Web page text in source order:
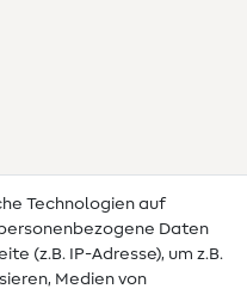
Technologien auf
Daten
(z.B. IP-Adresse), um z.B.
Medien von